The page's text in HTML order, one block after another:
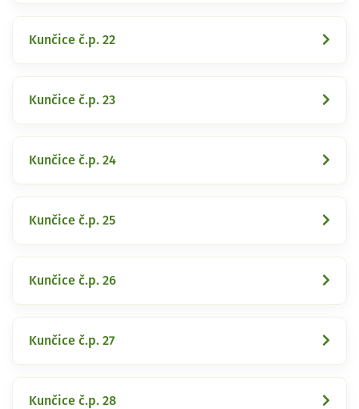
Kunčice č.p. 22
Kunčice č.p. 23
Kunčice č.p. 24
Kunčice č.p. 25
Kunčice č.p. 26
Kunčice č.p. 27
Kunčice č.p. 28